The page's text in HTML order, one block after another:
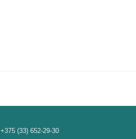
+375 (33) 652-29-30